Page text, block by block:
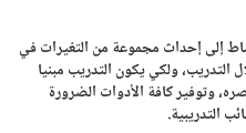
إلى إحداث مجموعة من التغيرات في
التدريب، ولكي يكون التدريب مبنيا
وتوفير كافة الأدوات الضرورة
التدريبية.